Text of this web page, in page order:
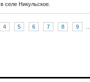
в селе Никульское.
4 5 6 7 8 9